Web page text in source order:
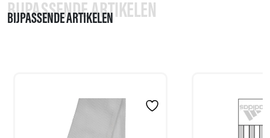
BIJPASSENDE ARTIKELEN
BIJPASSENDE ARTIKELEN